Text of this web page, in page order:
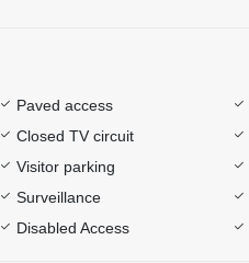
Paved access
Closed TV circuit
Visitor parking
Surveillance
Disabled Access